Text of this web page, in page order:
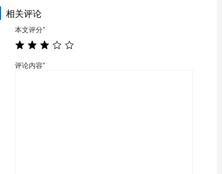
相关评论
本文评分*
评论内容*